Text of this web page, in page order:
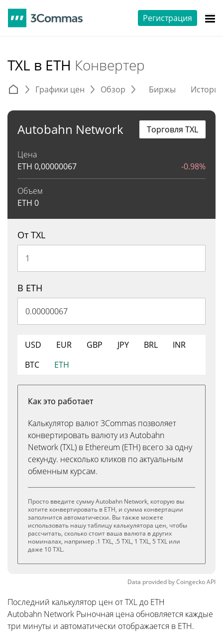
Регистрация
TXL в ETH Конвертер
Графики цен Обзор Биржы
Autobahn Network
Цена
ETH 0,00000067 -0.98%
Объем
ETH 0
Торговля TXL
От TXL
В ETH
USD EUR GBP JPY BRL
INR
BTC
ETH
Как это работает
Калькулятор валют 3Commas позволяет
конвертировать валюту из Autobahn
Network (TXL) в Ethereum (ETH) всего за одну
секунду. несколько кликов по актуальным
обменным курсам.
Просто введите сумму Autobahn Network, которую вы
хотите конвертировать в ETH, и сумма конвертации
заполнится автоматически. Вы также можете
использовать нашу таблицу калькулятора цен, чтобы
рассчитать, сколько стоит ваша валюта в других
номиналах, например .1 TXL, .5 TXL, 1 TXL, 5 TXL или
даже 10 TXL.
Data provided byCoingeckoAPI
Последний калькулятор цен от TXL до ETH
Autobahn Network Рыночная цена обновляется каждые
три минуты и автоматически отображается в ETH.